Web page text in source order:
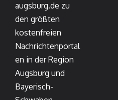
augsburg.de zu
den größten
kostenfreien
Nachrichtenportal
en in der Region
Augsburg und
Bayerisch-